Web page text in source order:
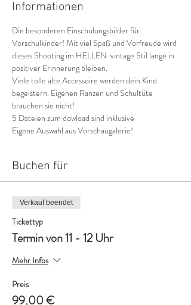
Informationen
Die besonderen Einschulungsbilder für
Vorschulkinder! Mit viel Spaß und Vorfreude wird
dieses Shooting im HELLEN  vintage Stil lange in
positiver Erinnerung bleiben.
Viele tolle alte Accessoire werden dein Kind
begeistern. Eigenen Ranzen und Schultüte
brauchen sie nicht!
5 Dateien zum dowload sind inklusive
Eigene Auswahl aus Vorschaugalerie!
Buchen für
Verkauf beendet
Tickettyp
Termin von 11 - 12 Uhr
Mehr Infos
Preis
99,00 €